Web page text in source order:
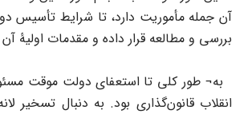
آن جمله مأموریت دارد، تا شرایط تأسیس
بررسی و مطالعه قرار داده و مقدمات اولیۀ آن
به¬ طور کلی تا استعفای دولت موقت
انقلاب قانون‌گذاری بود. به دنبال تسخیر